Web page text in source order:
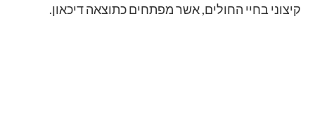
קיצוני בחיי החולים, אשר מפתחים כתוצאה דיכאון.